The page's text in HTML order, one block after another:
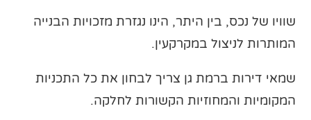
שוויו של נכס, בין היתר, הינו נגזרת מזכויות הבנייה
המותרות לניצול במקרקעין.
שמאי דירות ברמת גן צריך לבחון את כל התכניות
המקומיות והמחוזיות הקשורות לחלקה.